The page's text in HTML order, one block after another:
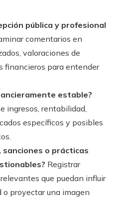
pública y profesional
comentarios en
valoraciones de
financieros para entender
estable?
ingresos, rentabilidad,
específicos y posibles
sanciones o prácticas
Registrar
que puedan influir
o proyectar una imagen